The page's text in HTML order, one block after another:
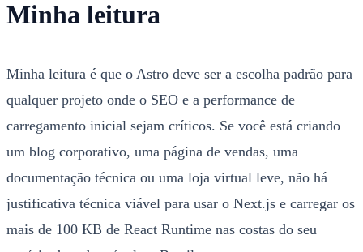
Minha leitura
Minha leitura é que o Astro deve ser a escolha padrão para
qualquer projeto onde o SEO e a performance de
carregamento inicial sejam críticos. Se você está criando
um blog corporativo, uma página de vendas, uma
documentação técnica ou uma loja virtual leve, não há
justificativa técnica viável para usar o Next.js e carregar os
mais de 100 KB de React Runtime nas costas do seu